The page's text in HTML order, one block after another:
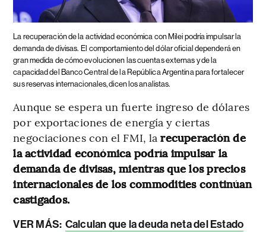
La recuperación de la actividad económica con Milei podría impulsar la
demanda de divisas. El comportamiento del dólar oficial dependerá en
gran medida de cómo evolucionen las cuentas externas y de la
capacidad del Banco Central de la República Argentina para fortalecer
sus reservas internacionales, dicen los analistas.
Aunque se espera un fuerte ingreso de dólares
por exportaciones de energía y ciertas
negociaciones con el FMI, larecuperación de
la actividad económica podría impulsar la
demanda de divisas, mientras que los precios
internacionales de los commodities continúan
castigados.
VER MÁS: Calculan que la deuda neta del Estado